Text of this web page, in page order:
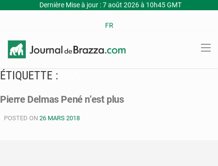
Dernière Mise à jour : 7 août 2026 à 10h45 GMT
FR
ÉTIQUETTE :
Pierre Delmas Pené n’est plus
POSTED ON 26 MARS 2018